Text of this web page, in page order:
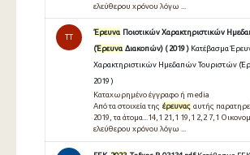
ελεύθερου χρόνου λόγω ...
TT
Έρευνα Ποιοτικών Χαρακτηριστικών
(Έρευνα Διακοπών) ( 2019 ) Κατέβασμα
Χαρακτηριστικών Ημεδαπών Τουριστών
2019 )
Καταχωρημένο έγγραφο ή media
Από τα στοιχεία της έρευνας αυτής
2019, τα άτομα...14,1 21,1 19,1 2,2 7,1
ελεύθερου χρόνου λόγω ...